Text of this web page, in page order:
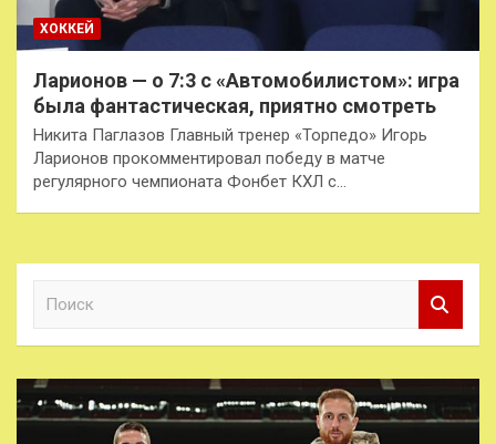
ХОККЕЙ
Ларионов — о 7:3 с «Автомобилистом»: игра
была фантастическая, приятно смотреть
Никита Паглазов Главный тренер «Торпедо» Игорь
Ларионов прокомментировал победу в матче
регулярного чемпионата Фонбет КХЛ с…
к